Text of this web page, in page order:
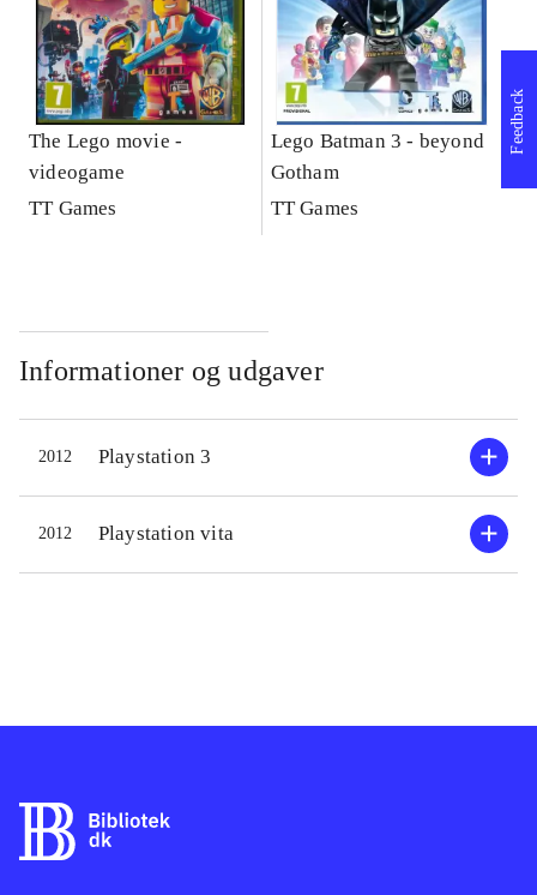
The Lego movie -
videogame
TT Games
Lego Batman 3 - beyond
Gotham
TT Games
Informationer og udgaver
2012 Playstation 3
2012 Playstation vita
Feedback